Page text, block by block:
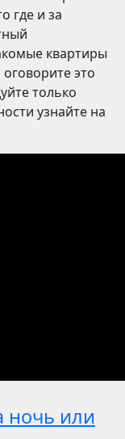
где и за
квартиры
это
только
узнайте на
ночь или